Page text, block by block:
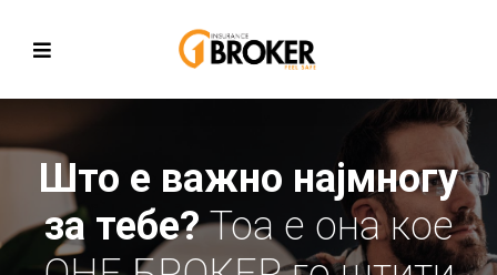
Што е важно најмногу
за тебе?Тоа е она кое